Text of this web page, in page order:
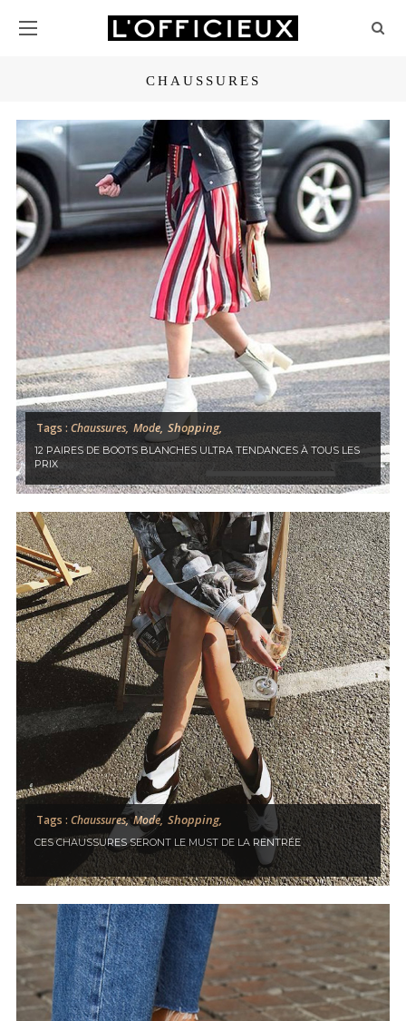
CHAUSSURES
Tags : Chaussures, Mode, Shopping,
12 PAIRES DE BOOTS BLANCHES ULTRA TENDANCES À TOUS LES
PRIX
Tags : Chaussures, Mode, Shopping,
CES CHAUSSURES SERONT LE MUST DE LA RENTRÉE